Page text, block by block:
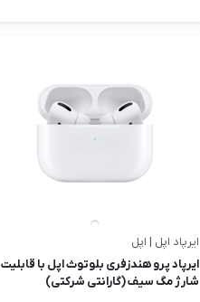
ایرپاد اپل | اپل
ایرپاد پرو هندزفری بلوتوث اپل با قابلیت
شارژ مگ سیف (گارانتی شرکتی)